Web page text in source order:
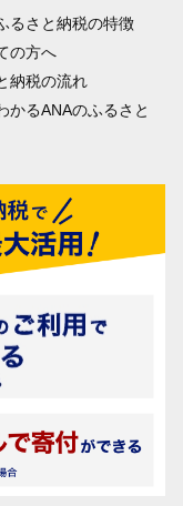
るさと納税の特徴
の方へ
納税の流れ
かるANAのふるさと